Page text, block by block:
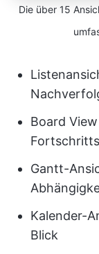
Die über 15
Board
Gantt-
Kalender-
Blick